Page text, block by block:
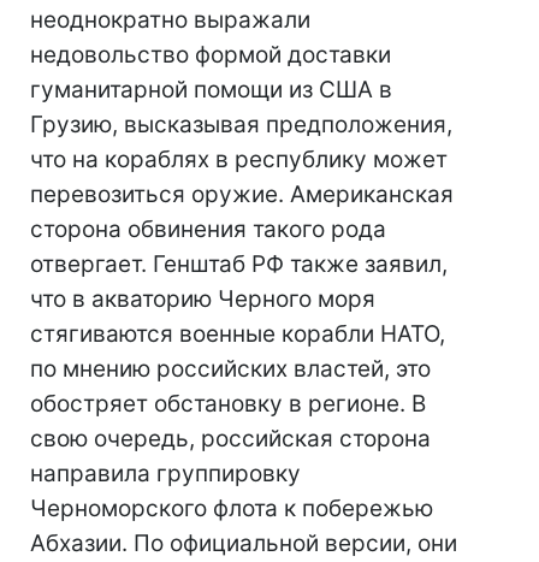
неоднократно выражали
недовольство формой доставки
гуманитарной помощи из США в
Грузию, высказывая предположения,
что на кораблях в республику может
перевозиться оружие. Американская
сторона обвинения такого рода
отвергает. Генштаб РФ также заявил,
что в акваторию Черного моря
стягиваются военные корабли НАТО,
по мнению российских властей, это
обостряет обстановку в регионе. В
свою очередь, российская сторона
направила группировку
Черноморского флота к побережью
Абхазии. По официальной версии, они